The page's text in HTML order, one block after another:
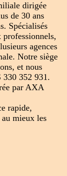
dirigée
de 30 ans
Spécialisés
professionnels,
agences
Notre siège
et nous
330 352 931.
par AXA
rapide,
mieux les